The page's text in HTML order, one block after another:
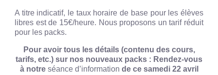
A titre indicatif, le taux horaire de base pour les élèves
libres est de 15€/heure. Nous proposons un tarif réduit
pour les packs.
Pour avoir tous les détails (contenu des cours,
tarifs, etc.) sur nos nouveaux packs : Rendez-vous
à notre séance d’information de ce samedi 22 avril